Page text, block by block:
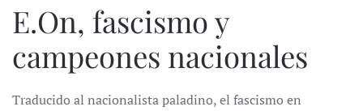
E.On, fascismo y
campeones nacionales
Traducido al nacionalista paladino, el fascismo en